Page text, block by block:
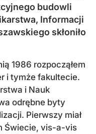
budowli
Informacji
skłoniło
1986 rozpocząłem
i tymże fakultecie.
i Nauk
odrębne byty
Pierwszy miał
Świecie, vis-a-vis